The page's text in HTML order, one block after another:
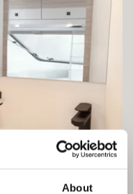
About